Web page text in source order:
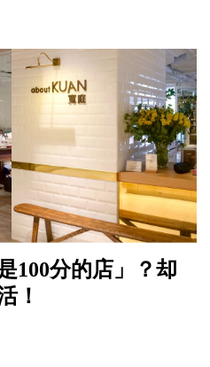
100分的店」？却
！